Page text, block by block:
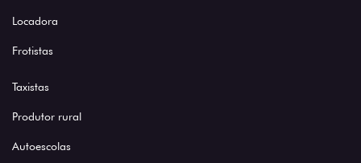
Locadora
Frotistas
Taxistas
Produtor rural
Autoescolas